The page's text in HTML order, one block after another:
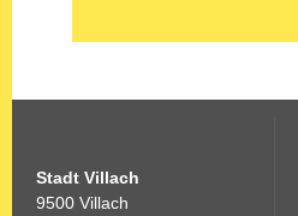
Stadt Villach
9500 Villach